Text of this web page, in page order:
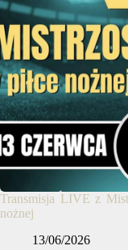
Transmisja LIVE z
nożnej
13/06/2026